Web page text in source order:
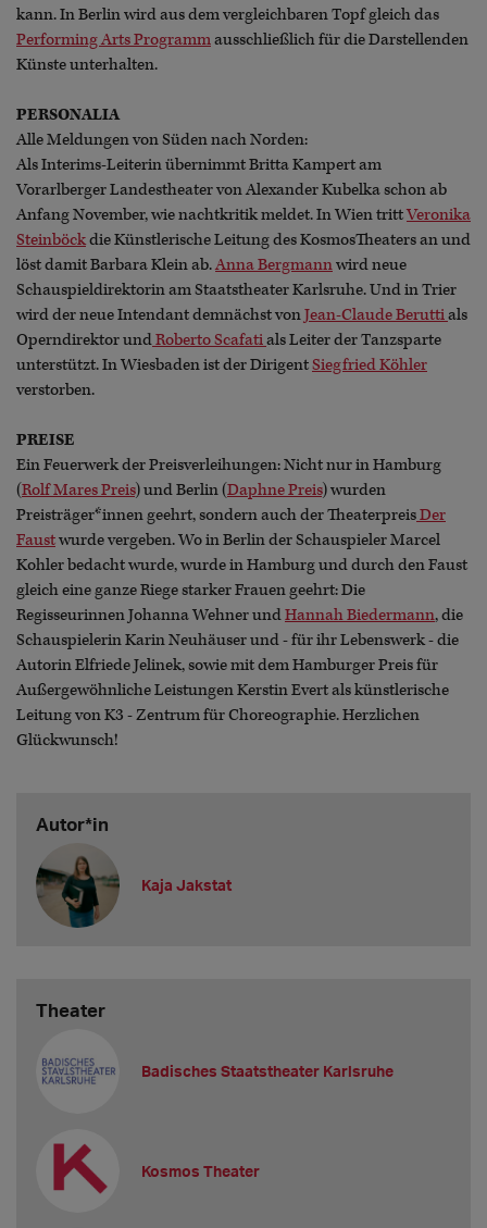
kann. In Berlin wird aus dem vergleichbaren Topf gleich das
Performing Arts Programmausschließlich für die Darstellenden
Künste unterhalten.
PERSONALIA
Alle Meldungen von Süden nach Norden:
Als Interims-Leiterin übernimmt Britta Kampert am
Vorarlberger Landestheater von Alexander Kubelka schon ab
Anfang November, wie nachtkritik meldet. In Wien trittVeronika
Steinböckdie Künstlerische Leitung des KosmosTheaters an und
löst damit Barbara Klein ab.Anna Bergmannwird neue
Schauspieldirektorin am Staatstheater Karlsruhe. Und in Trier
wird der neue Intendant demnächst vonJean-Claude Beruttials
Operndirektor undRoberto Scafatials Leiter der Tanzsparte
unterstützt. In Wiesbaden ist der DirigentSiegfried Köhler
verstorben.
PREISE
Ein Feuerwerk der Preisverleihungen: Nicht nur in Hamburg
(Rolf Mares Preis) und Berlin (Daphne Preis) wurden
Preisträger*innen geehrt, sondern auch der TheaterpreisDer
Faustwurde vergeben. Wo in Berlin der Schauspieler Marcel
Kohler bedacht wurde, wurde in Hamburg und durch den Faust
gleich eine ganze Riege starker Frauen geehrt: Die
Regisseurinnen Johanna Wehner undHannah Biedermann, die
Schauspielerin Karin Neuhäuser und - für ihr Lebenswerk - die
Autorin Elfriede Jelinek, sowie mit dem Hamburger Preis für
Außergewöhnliche Leistungen Kerstin Evert als künstlerische
Leitung von K3 - Zentrum für Choreographie. Herzlichen
Glückwunsch!
Autor*in
Kaja Jakstat
Theater
Badisches Staatstheater Karlsruhe
Kosmos Theater